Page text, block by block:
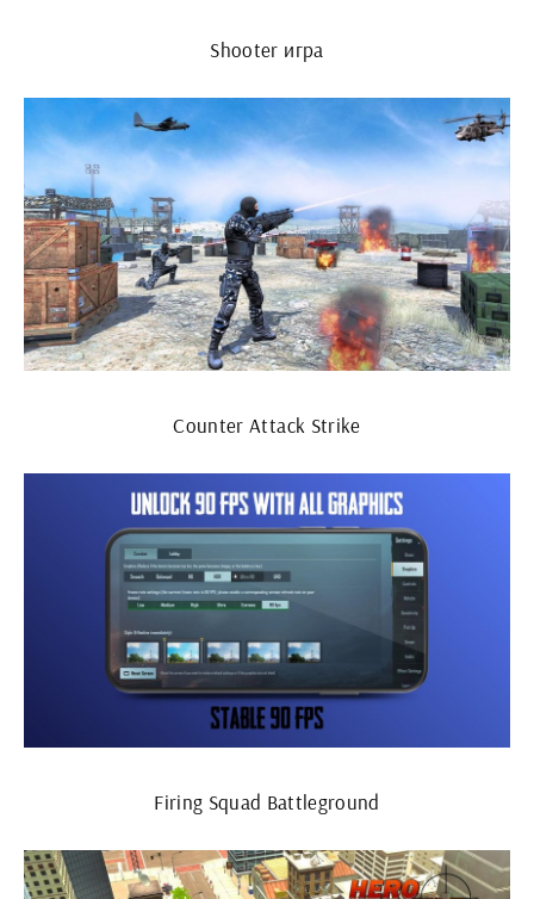
Shooter игра
Counter Attack Strike
Firing Squad Battleground